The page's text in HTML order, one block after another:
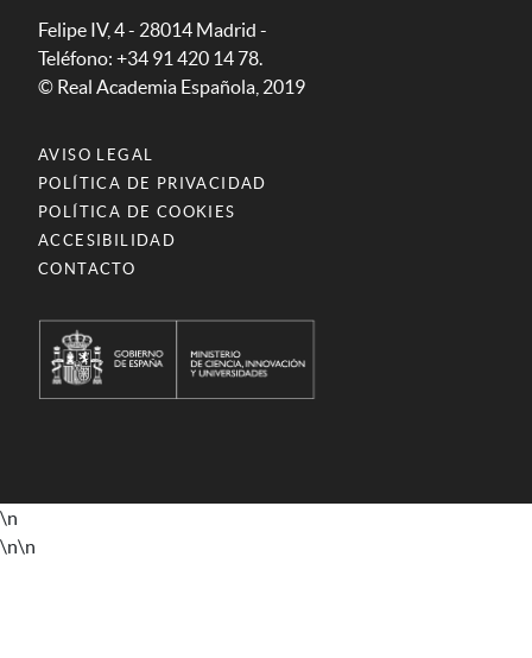
Felipe IV, 4 - 28014 Madrid -
Teléfono: +34 91 420 14 78.
© Real Academia Española, 2019
AVISO LEGAL
POLÍTICA DE PRIVACIDAD
POLÍTICA DE COOKIES
ACCESIBILIDAD
CONTACTO
\n
\n\n